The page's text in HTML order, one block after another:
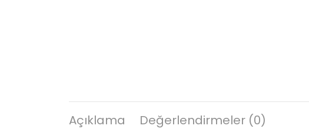
Açıklama Değerlendirmeler (0)